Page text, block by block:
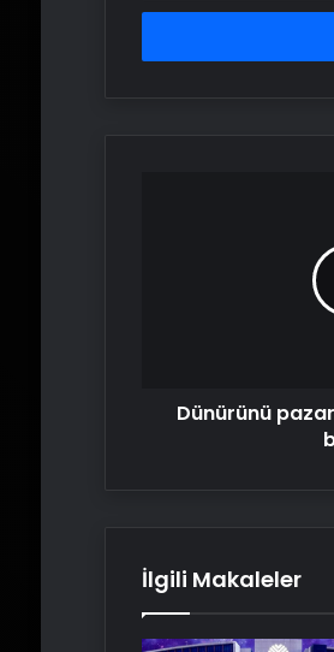
adresinizi
Dünürünü
İlgili Makaleler